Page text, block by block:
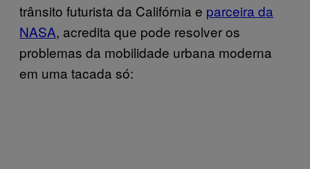
trânsito futurista da Califórnia e parceira da
NASA, acredita que pode resolver os
problemas da mobilidade urbana moderna
em uma tacada só: